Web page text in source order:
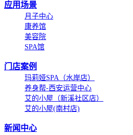
应用场景
月子中心
康养馆
美容院
SPA馆
门店案例
玛莉娅SPA（水岸店）
养身帮-西安运营中心
艾的小屋（新溪社区店）
艾的小屋(南村店)
新闻中心